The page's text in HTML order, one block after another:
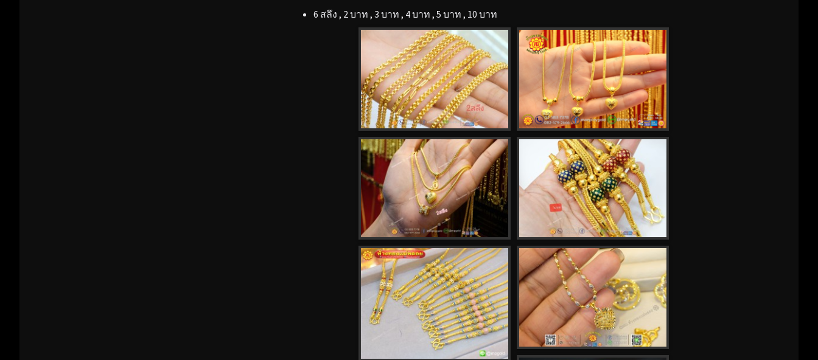
6 สลึง , 2 บาท , 3 บาท , 4 บาท , 5 บาท , 10 บาท